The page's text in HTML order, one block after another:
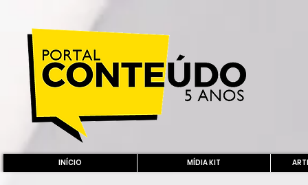
INÍCIO MÍDIA KIT